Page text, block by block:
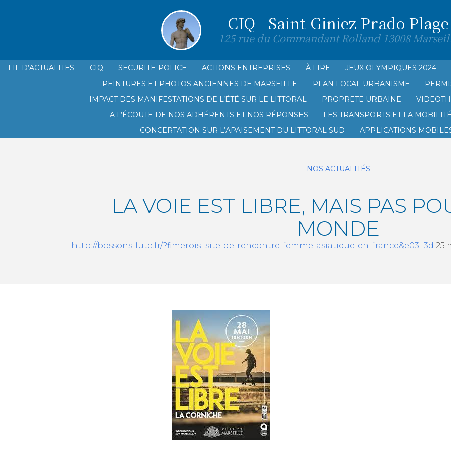
CIQ - Saint-Giniez Prado Plage
125 rue du Commandant Rolland 13008
FIL D’ACTUALITES CIQ
LE CIQ SAINT GINIEZ PRADO PLAGE
SECURITE-POLICE ACTIONS ENTREPRISES À LIRE JEUX OLYMPIQUES 2024
PEINTURES ET PHOTOS ANCIENNES DE MARSEILLE
PLAN LOCAL URBANISME
IMPACT DES MANIFESTATIONS DE L’ÉTÉ SUR LE LITTORAL
PROPRETE URBAINE
A L’ÉCOUTE DE NOS ADHÉRENTS ET NOS RÉPONSES
LES TRANSPORTS ET LA MOBILITÉ
CONCERTATION SUR L’APAISEMENT DU LITTORAL SUD
APPLICATIONS
NOS ACTUALITÉS
LA VOIE EST LIBRE, MAIS PAS
MONDE
http://bossons-fute.fr/?fimerois=site-de-rencontre-femme-asiatique-en-france&e03=3d 25